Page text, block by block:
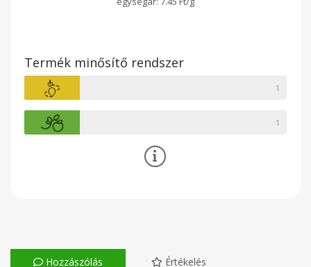
Termék minősítő rendszer
1
1
Hozzászólás Értékelés